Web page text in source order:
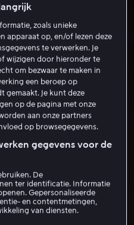
zoals unieke
apparaat op, en/of lezen deze
te verwerken. Je
wijzigen door hieronder te
om bezwaar te maken in
een beroep op
gemaakt. Je kunt deze
op de pagina met onze
aan onze partners
op browsegegevens.
gegevens voor de
De
ter identificatie. Informatie
Gepersonaliseerde
en contentmetingen,
van diensten.